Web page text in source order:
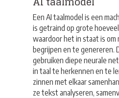
Een AI taalmodel is een
is getraind op grote
waardoor het in staat is om
begrijpen en te genereren.
gebruiken diepe neurale
in taal te herkennen en te
zinnen met elkaar
ze tekst analyseren,